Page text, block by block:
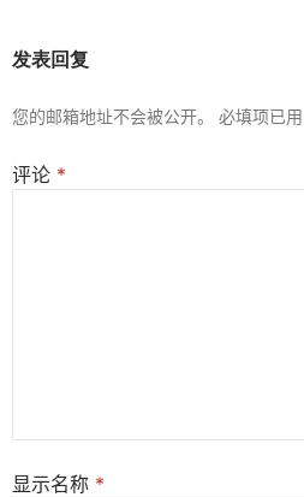
发表回复
您的邮箱地址不会被公开。 必填项已用
评论 *
显示名称 *